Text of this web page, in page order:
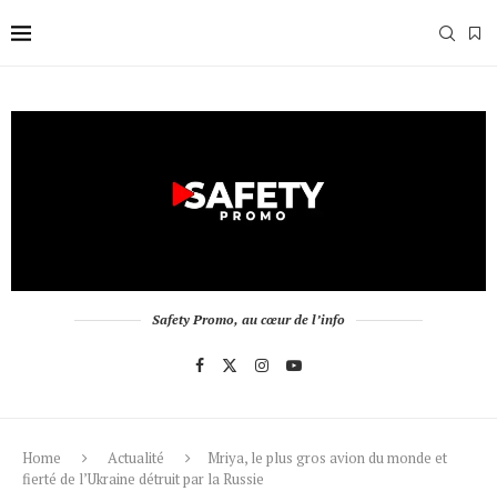
Safety Promo, au cœur de l’info
Home Actualité
Mriya, le plus gros avion du monde et
fierté de l’Ukraine détruit par la Russie